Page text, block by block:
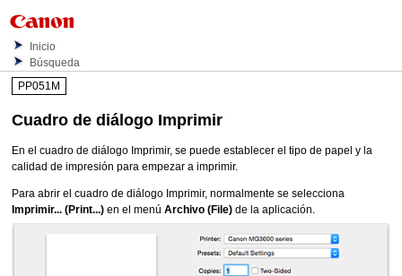
Inicio
Búsqueda
PP051M
Cuadro de diálogo Imprimir
En el cuadro de diálogo Imprimir, se puede establecer el tipo de papel y la
calidad de impresión para empezar a imprimir.
Para abrir el cuadro de diálogo Imprimir, normalmente se selecciona
Imprimir... (Print...) en el menúArchivo (File) de la aplicación.